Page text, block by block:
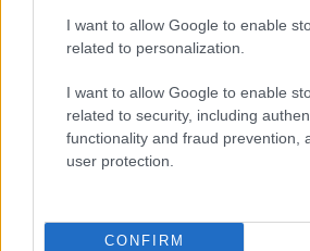
I want to allow Google to enable
related to personalization.
I want to allow Google to enable
related to security, including
functionality and fraud prevention,
user protection.
CONFIRM
A múzeumlátogatás során készült
hiánytalanul és nagyobb
megtalálhatóak a Wikimedia
Oldtimer-Museum
Források
A múzeum hivatalos oldala